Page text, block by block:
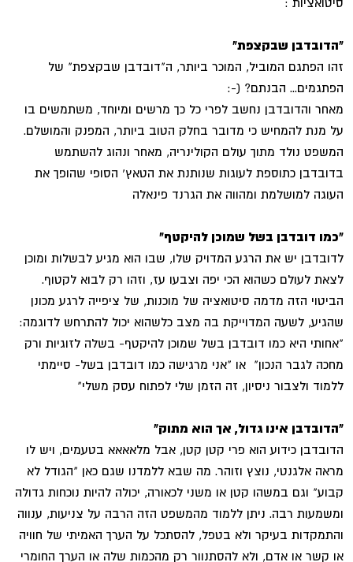
"הדובדבן שבקצפת"
זהו הפתגם המוביל, המוכר ביותר, ה"דובדבן שבקצפת" של
הפתגמים... הבנתם? (-:
מאחר והדובדבן נחשב לפרי כל כך מרשים ומיוחד, משתמשים בו
על מנת להמחיש כי מדובר בחלק הטוב ביותר, המפנק והמושלם.
המשפט נולד מתוך עולם הקולינריה, מאחר ונהוג להשתמש
בדובדבן כתוספת לעוגות שנותנת את הטאץ' הסופי שהופך את
העוגה למושלמת ומהווה את הגרנד פינאלה
"כמו דובדבן בשל שמוכן להיקטף"
לדובדבן יש את הרגע המדויק שלו, שבו הוא מגיע לבשלות ומוכן
לצאת לעולם כשהוא הכי יפה וצבעו עז, וזהו רק לבוא לקטוף.
הביטוי הזה מדמה סיטואציה של מוכנות, של ציפייה לרגע מכונן
שהגיע, לשעה המדוייקת בה מצב כלשהוא יכול להתרחש לדוגמה:
"אחותי היא כמו דובדבן בשל שמוכן להיקטף- בשלה לזוגיות ורק
מחכה לגבר הנכון" או "אני מרגישה כמו דובדבן בשל- סיימתי
ללמוד ולצבור ניסיון, זה הזמן שלי לפתוח עסק משלי"
"הדובדבן אינו גדול, אך הוא מתוק"
הדובדבן כידוע הוא פרי קטן קטן, אבל מלאאאא בטעמים, ויש לו
מראה אלגנטי, נוצץ וזוהר. מה שבא ללמדנו שגם כאן "הגודל לא
קבוע" וגם במשהו קטן או משני לכאורה, יכולה להיות נוכחות גדולה
ומשמעות רבה. ניתן ללמוד מהמשפט הזה הרבה על צניעות, ענווה
והתמקדות בעיקר ולא בטפל, להסתכל על הערך האמיתי של חוויה
או קשר או אדם, ולא להסתנוור רק מהכמות שלה או הערך החומרי